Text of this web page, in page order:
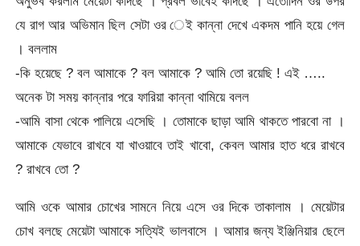
যে রাগ আর অভিমান ছিল সেটা ওর েই কান্না দেখে একদম পানি হয়ে গেল
। বললাম
-কি হয়েছে ? বল আমাকে ? বল আমাকে ? আমি তো রয়েছি ! এই …..
অনেক টা সময় কান্নার পরে ফারিয়া কান্না থামিয়ে বলল
-আমি বাসা থেকে পালিয়ে এসেছি । তোমাকে ছাড়া আমি থাকতে পারবো না ।
আমাকে যেভাবে রাখবে যা খাওয়াবে তাই খাবো, কেবল আমার হাত ধরে রাখবে
? রাখবে তো ?
আমি ওকে আমার চোখের সামনে নিয়ে এসে ওর দিকে তাকালাম । মেয়েটার
চোখ বলছে মেয়েটা আমাকে সত্যিই ভালবাসে । আমার জন্য ইঞ্জিনিয়ার ছেলে